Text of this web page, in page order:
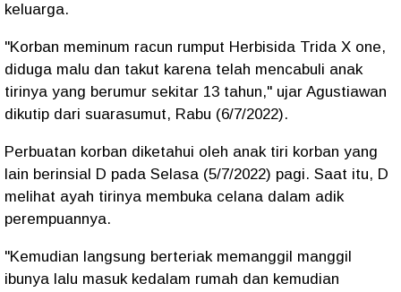
keluarga.
"Korban meminum racun rumput Herbisida Trida X one,
diduga malu dan takut karena telah mencabuli anak
tirinya yang berumur sekitar 13 tahun," ujar Agustiawan
dikutip dari suarasumut, Rabu (6/7/2022).
Perbuatan korban diketahui oleh anak tiri korban yang
lain berinsial D pada Selasa (5/7/2022) pagi. Saat itu, D
melihat ayah tirinya membuka celana dalam adik
perempuannya.
"Kemudian langsung berteriak memanggil manggil
ibunya lalu masuk kedalam rumah dan kemudian